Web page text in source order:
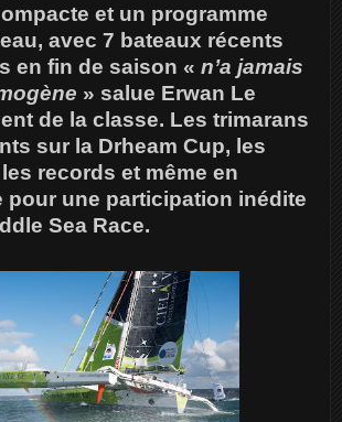
et un programme
avec 7 bateaux récents
en fin de saison « n’a jamais
» salue Erwan Le
de la classe. Les trimarans
sur la Drheam Cup, les
records et même en
pour une participation inédite
Sea Race.